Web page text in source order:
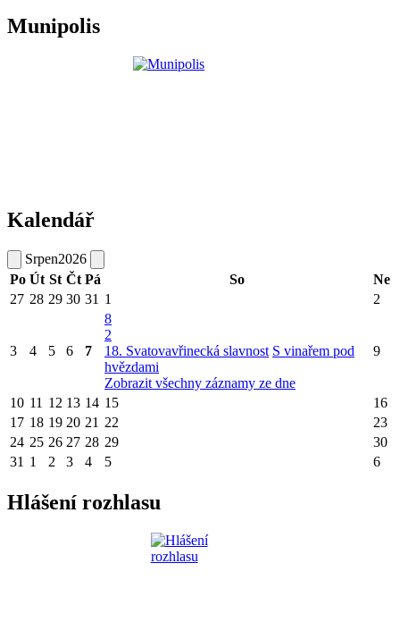
Munipolis
Kalendář
Srpen2026
Po Út St Čt Pá So
Ne
27 28 29 30 31 1 2
3 4 5 6 7
8
2
18. Svatovavřinecká slavnost S vinařem pod
hvězdami
Zobrazit všechny záznamy ze dne
9
10 11 12 13 14 15
16
17 18 19 20 21 22
23
24 25 26 27 28 29
30
31 1 2 3 4 5 6
Hlášení rozhlasu